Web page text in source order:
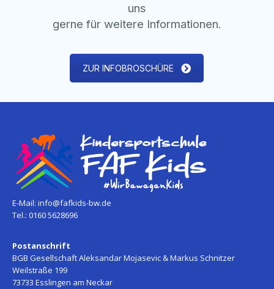
uns
gerne für weitere Informationen.
ZUR INFOBROSCHÜRE
E-Mail: info@fafkids-bw.de
Tel.: 0160 5628696
Postanschrift
BGB Gesellschaft Aleksandar Mojasevic & Markus Schnitzer
Weilstraße 199
73733 Esslingen am Neckar